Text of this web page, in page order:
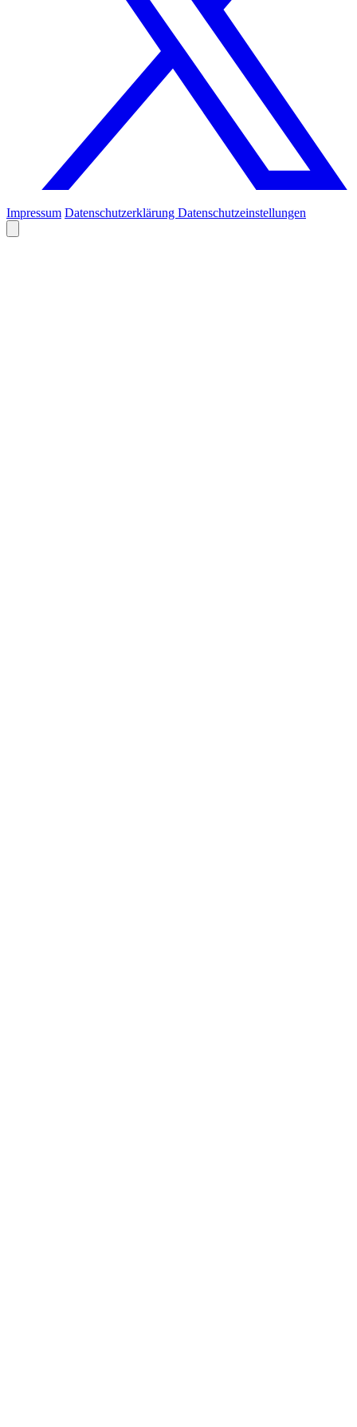
Impressum Datenschutzerklärung Datenschutzeinstellungen